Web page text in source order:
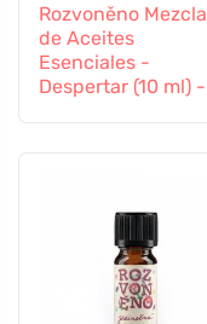
Rozvoněno Mezcla
de Aceites
Esenciales -
Despertar (10 ml) -